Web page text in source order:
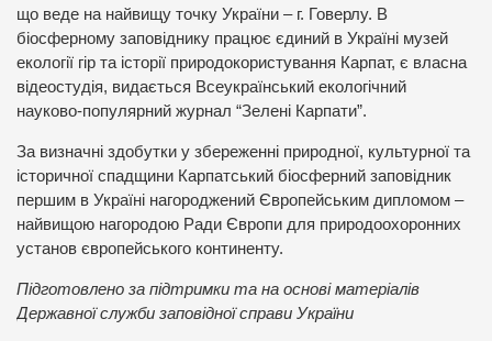
що веде на найвищу точку України – г. Говерлу. В
біосферному заповіднику працює єдиний в Україні музей
екології гір та історії природокористування Карпат, є власна
відеостудія, видається Всеукраїнський екологічний
науково-популярний журнал “Зелені Карпати”.
За визначні здобутки у збереженні природної, культурної та
історичної спадщини Карпатський біосферний заповідник
першим в Україні нагороджений Європейським дипломом –
найвищою нагородою Ради Європи для природоохоронних
установ європейського континенту.
Підготовлено за підтримки та на основі матеріалів
Державної служби заповідної справи України